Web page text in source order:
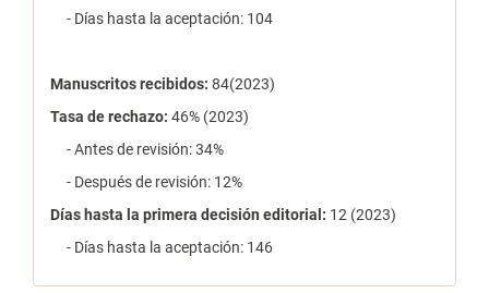
- Días hasta la aceptación: 104
Manuscritos recibidos: 84(2023)
Tasa de rechazo: 46% (2023)
- Antes de revisión: 34%
- Después de revisión: 12%
Días hasta la primera decisión editorial: 12 (2023)
- Días hasta la aceptación: 146